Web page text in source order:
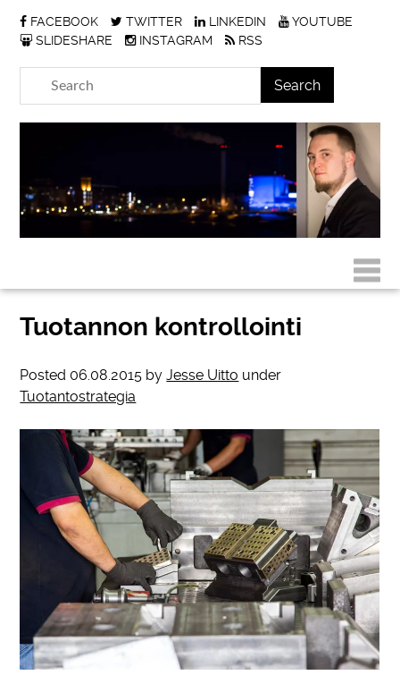
FACEBOOK TWITTER LINKEDIN
YOUTUBE
SLIDESHARE
INSTAGRAM RSS
Tuotannon kontrollointi
Posted 06.08.2015 byJesse Uitto under
Tuotantostrategia